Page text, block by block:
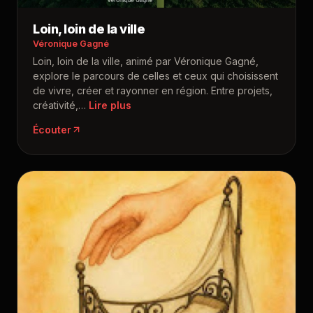
Loin, loin de la ville
Véronique Gagné
Loin, loin de la ville, animé par Véronique Gagné,
explore le parcours de celles et ceux qui choisissent
de vivre, créer et rayonner en région. Entre projets,
créativité, …
Écouter